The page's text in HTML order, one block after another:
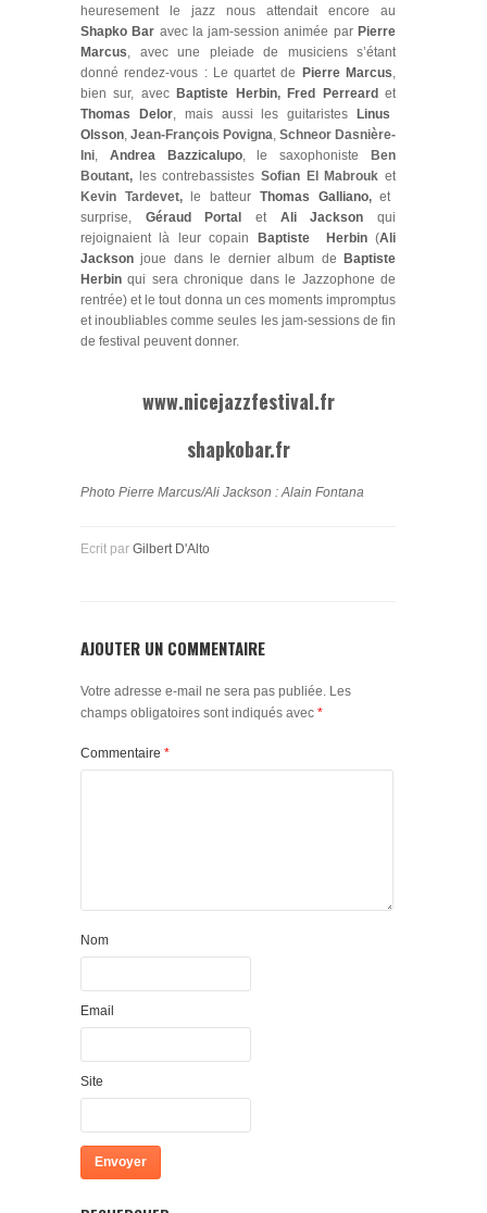
heuresement le jazz nous attendait encore au
Shapko Bar avec la jam-session animée par Pierre
Marcus, avec une pleiade de musiciens s’étant
donné rendez-vous : Le quartet de
Pierre Marcus,
bien sur, avec Baptiste Herbin, Fred Perreard et
Thomas Delor, mais aussi les guitaristes
Linus
Olsson, Jean-François Povigna, Schneor Dasnière-
Ini, Andrea Bazzicalupo, le saxophoniste
Ben
Boutant, les contrebassistes Sofian El Mabrouk et
Kevin Tardevet,
le batteur Thomas Galliano,et
surprise,
Géraud Portal et Ali Jackson qui
rejoignaient là leur copain
Baptiste Herbin(Ali
Jackson joue dans le dernier album de
Baptiste
Herbin qui sera chronique dans le Jazzophone de
rentrée) et le tout donna un ces moments impromptus
et inoubliables comme seules les jam-sessions de fin
de festival peuvent donner.
www.nicejazzfestival.fr
shapkobar.fr
Photo Pierre Marcus/Ali Jackson : Alain Fontana
Ecrit par Gilbert D'Alto
AJOUTER UN COMMENTAIRE
Votre adresse e-mail ne sera pas publiée. Les
champs obligatoires sont indiqués avec *
Commentaire *
Nom
Email
Site